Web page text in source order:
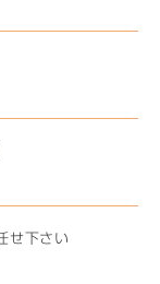
せ下さい